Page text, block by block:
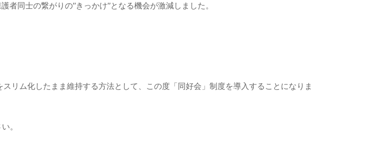
者同士の繋がりの”きっかけ”となる機会が激減しました。
リム化したまま維持する方法として、この度「同好会」制度を導入することになりま
。